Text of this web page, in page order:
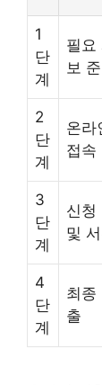
1
단
계
필요
보
2
단
계
온라
접속
3
단
계
신청
및
4
단
계
최종
출